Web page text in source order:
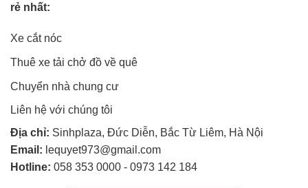
rẻ nhất:
Xe cắt nóc
Thuê xe tải chở đồ về quê
Chuyển nhà chung cư
Liên hệ với chúng tôi
Địa chỉ: Sinhplaza, Đức Diễn, Bắc Từ Liêm, Hà Nội
Email: lequyet973@gmail.com
Hotline: 058 353 0000 - 0973 142 184